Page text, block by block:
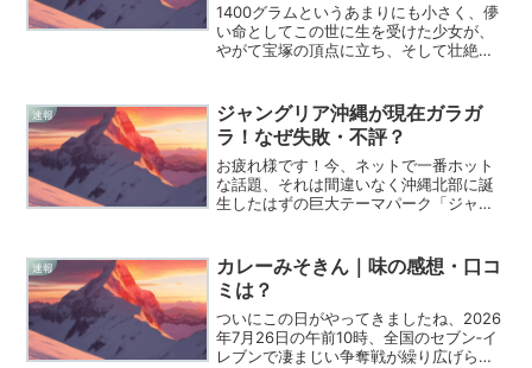
1400グラムというあまりにも小さく、儚
い命としてこの世に生を受けた少女が、
やがて宝塚の頂点に立ち、そして壮絶な
塚歌劇団花組トップスターの愛華みれさ
んです。彼女が歩んで...
速報
ジャングリア沖縄が現在ガラガ
ラ！なぜ失敗・不評？
お疲れ様です！今、ネットで一番ホット
な話題、それは間違いなく沖縄北部に誕
生したはずの巨大テーマパーク「ジャン
に、本当にガラガラなの？」とか「何が
原因でこうなった？」って...
速報
カレーみそきん｜味の感想・口コ
ミは？
ついにこの日がやってきましたね、2026
年7月26日の午前10時、全国のセブン‐イ
レブンで凄まじい争奪戦が繰り広げられ